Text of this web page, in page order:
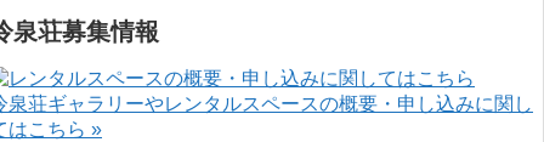
泉荘募集情報
泉荘ギャラリーやレンタルスペースの概要・申し込みに関し
はこちら »